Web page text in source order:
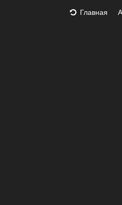
Главная